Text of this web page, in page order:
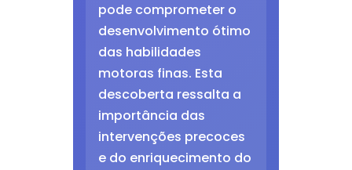
pode comprometer o
desenvolvimento ótimo
das habilidades
motoras finas. Esta
descoberta ressalta a
importância das
intervenções precoces
e do enriquecimento do